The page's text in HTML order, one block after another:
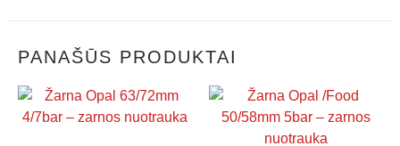
PANAŠŪS PRODUKTAI